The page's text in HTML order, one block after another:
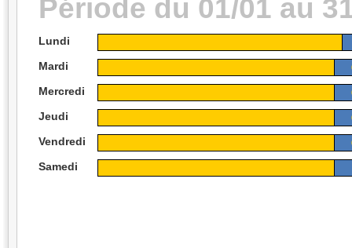
Période du 01/01 au
Lundi
Mardi
Mercredi
Jeudi
Vendredi
Samedi